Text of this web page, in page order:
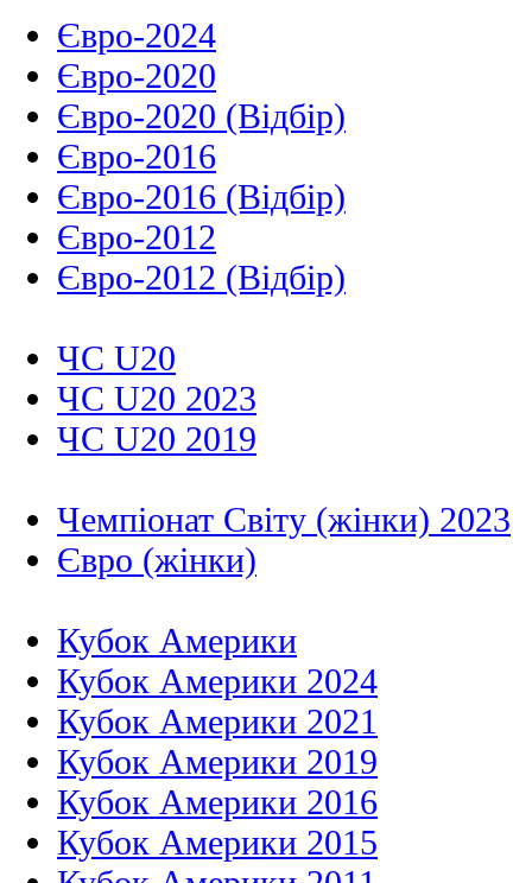
Євро-2024
Євро-2020
Євро-2020 (Відбір)
Євро-2016
Євро-2016 (Відбір)
Євро-2012
Євро-2012 (Відбір)
ЧС U20
ЧС U20 2023
ЧС U20 2019
Чемпіонат Світу (жінки) 2023
Євро (жінки)
Кубок Америки
Кубок Америки 2024
Кубок Америки 2021
Кубок Америки 2019
Кубок Америки 2016
Кубок Америки 2015